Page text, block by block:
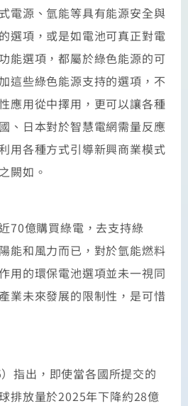
電源、氫能等具有能源安全與
選項，或是如電池可真正對電
能選項，都屬於綠色能源的可
這些綠色能源支持的選項，不
應用從中擇用，更可以讓各種
、日本對於智慧電網需量反應
用各種方式引導新興商業模式
闕如。
億購買綠電，去支持綠
能和風力而已，對於氫能燃料
用的環保電池選項並未一視同
業未來發展的限制性，是可惜
指出，即使當各國所提交的
排放量於2025年下降約28億